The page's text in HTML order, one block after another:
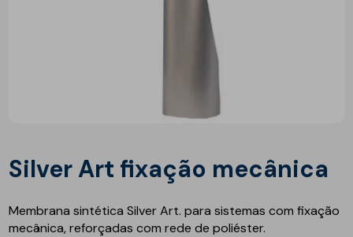
Silver Art fixação mecânica
Membrana sintética Silver Art. para sistemas com fixação
mecânica, reforçadas com rede de poliéster.